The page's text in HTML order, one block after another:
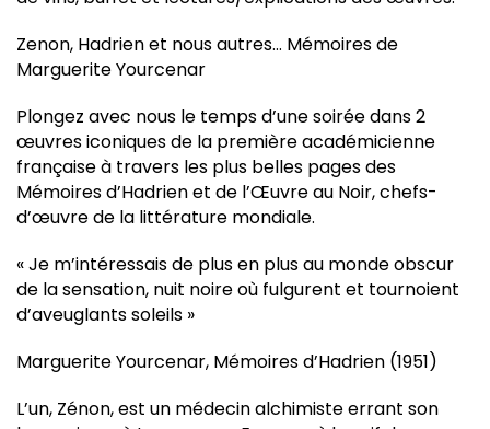
Zenon, Hadrien et nous autres… Mémoires de
Marguerite Yourcenar
Plongez avec nous le temps d’une soirée dans 2
œuvres iconiques de la première académicienne
française à travers les plus belles pages des
Mémoires d’Hadrien et de l’Œuvre au Noir, chefs-
d’œuvre de la littérature mondiale.
« Je m’intéressais de plus en plus au monde obscur
de la sensation, nuit noire où fulgurent et tournoient
d’aveuglants soleils »
Marguerite Yourcenar, Mémoires d’Hadrien (1951)
L’un, Zénon, est un médecin alchimiste errant son